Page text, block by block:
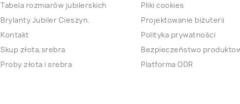
Tabela rozmiarów jubilerskich
Brylanty Jubiler Cieszyn.
Kontakt
Skup złota,srebra
Proby złota i srebra
Pliki cookies
Projektowanie biżuterii
Polityka prywatności
Bezpieczeństwo
Platforma ODR